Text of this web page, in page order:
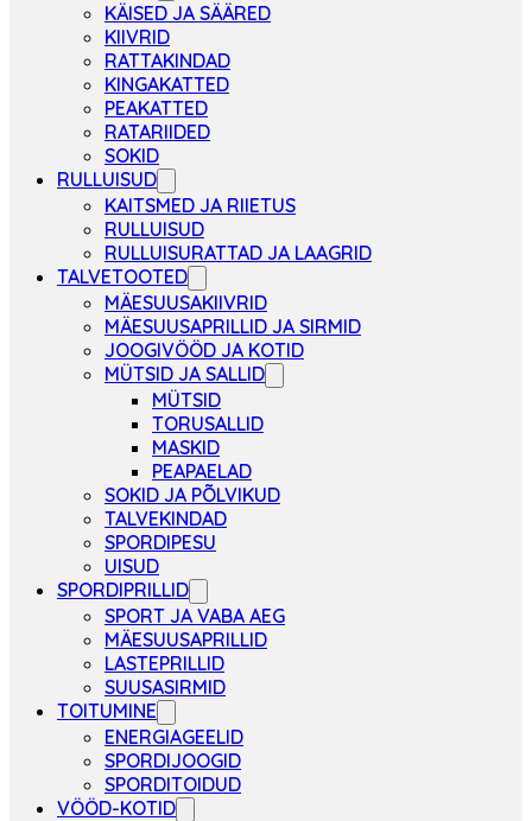
KÄISED JA SÄÄRED
KIIVRID
RATTAKINDAD
KINGAKATTED
PEAKATTED
RATARIIDED
SOKID
RULLUISUD
KAITSMED JA RIIETUS
RULLUISUD
RULLUISURATTAD JA LAAGRID
TALVETOOTED
MÄESUUSAKIIVRID
MÄESUUSAPRILLID JA SIRMID
JOOGIVÖÖD JA KOTID
MÜTSID JA SALLID
MÜTSID
TORUSALLID
MASKID
PEAPAELAD
SOKID JA PÕLVIKUD
TALVEKINDAD
SPORDIPESU
UISUD
SPORDIPRILLID
SPORT JA VABA AEG
MÄESUUSAPRILLID
LASTEPRILLID
SUUSASIRMID
TOITUMINE
ENERGIAGEELID
SPORDIJOOGID
SPORDITOIDUD
VÖÖD-KOTID